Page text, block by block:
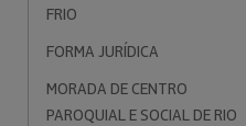
FRIO
FORMA JURÍDICA
MORADA DE CENTRO
PAROQUIAL E SOCIAL DE RIO